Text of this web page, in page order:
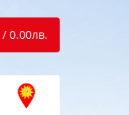
/ 0.00лв.